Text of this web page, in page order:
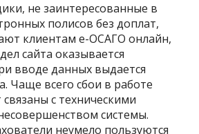
не заинтересованные в
полисов без доплат,
клиентам е-ОСАГО онлайн,
сайта оказывается
вводе данных выдается
Чаще всего сбои в работе
с техническими
системы.
неумело пользуются